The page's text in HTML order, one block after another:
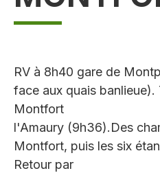
RV à 8h40 gare de
face aux quais
Montfort
l'Amaury (9h36).Des
Montfort, puis les six
Retour par